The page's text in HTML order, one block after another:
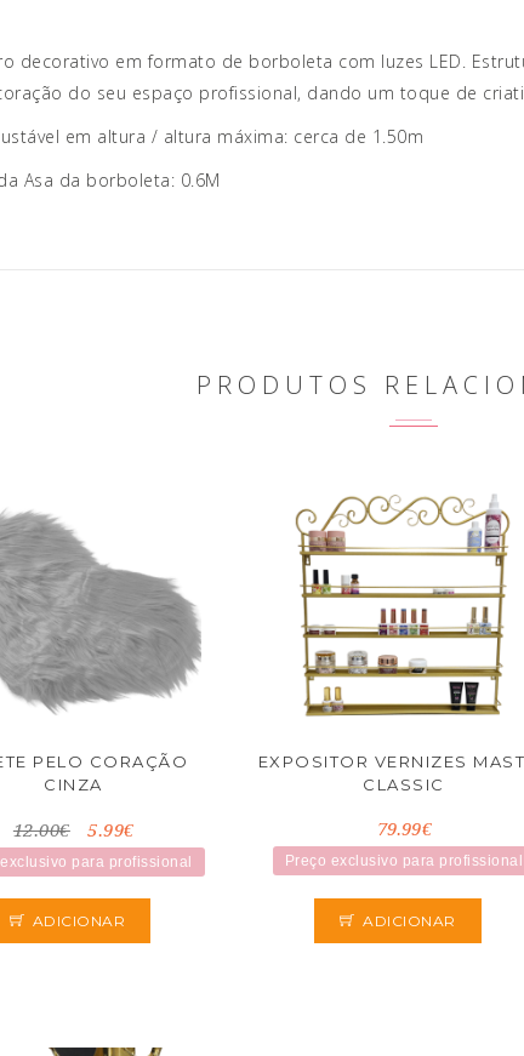
decorativo em formato de borboleta com luzes LED.
do seu espaço profissional, dando um toque de
em altura / altura máxima: cerca de 1.50m
Asa da borboleta: 0.6M
PRODUTOS
PELO CORAÇÃO
CINZA
12.00€ 5.99€
para profissional
ADICIONAR
EXPOSITOR VERNIZES
CLASSIC
79.99€
Preço exclusivo para profissional
ADICIONAR